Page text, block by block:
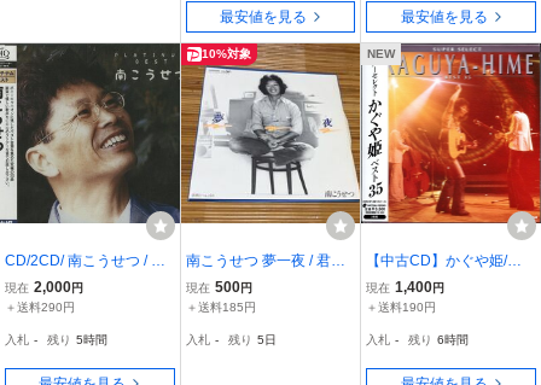
最安値を見る
最安値を見る
CD/2CD/ 南こうせつ / プ
ラチナムベスト 南こうせ
つ / 帯付 国内盤 2枚組 HQ
A-50201
現在 2,000円
＋送料290円
入札 - 残り 5時間
10%対象
南こうせつ 夢一夜 / 君と
いっしょなら EPレコード
現在 500円
＋送料185円
入札 - 残り 5日
NEW
【中古CD】かぐや姫/ス
ーパーセレクト ベスト35/
2枚組
現在 1,400円
＋送料190円
入札 - 残り 6時間